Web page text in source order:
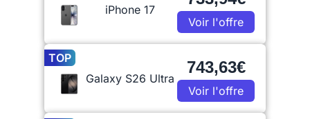
iPhone 17
Voir l'offre
TOP
Galaxy S26 Ultra
743,63€
Voir l'offre